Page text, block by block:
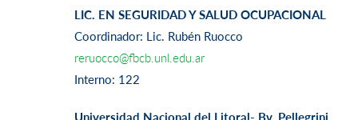
LIC. EN SEGURIDAD Y SALUD OCUPACIONAL
Coordinador: Lic. Rubén Ruocco
reruocco@fbcb.unl.edu.ar
Interno: 122
Universidad Nacional del Litoral- Bv. Pellegrini